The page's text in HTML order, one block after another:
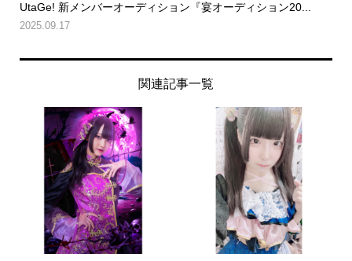
UtaGe! 新メンバーオーディション『宴オーディション20...
2025.09.17
関連記事一覧